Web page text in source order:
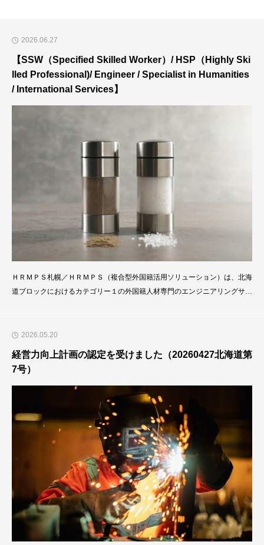
2026.06.27
【SSW（Specified Skilled Worker）/ HSP（Highly Ski
lled Professional)/ Engineer / Specialist in Humanities
/ International Services】
ＨＲＭＰＳ札幌／ＨＲＭＰＳ（複合型外国籍活用ソリューション）は、北海
道ブロックにおけるカテゴリー１の外国籍人材専門のエンジニアリングサー
の中小企業、中堅企業（コンクリート製品製造業、土木建設業、ハウスクリ
ーニング業、食品製造業、金属製品
2026.05.20
経営力向上計画の認定を受けました（20260427北海道第
7号）